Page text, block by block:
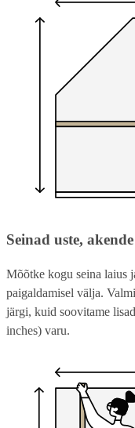
Seinad uste,
Mõõtke kogu seina laius
paigaldamisel välja.
järgi, kuid soovitame
inches) varu.